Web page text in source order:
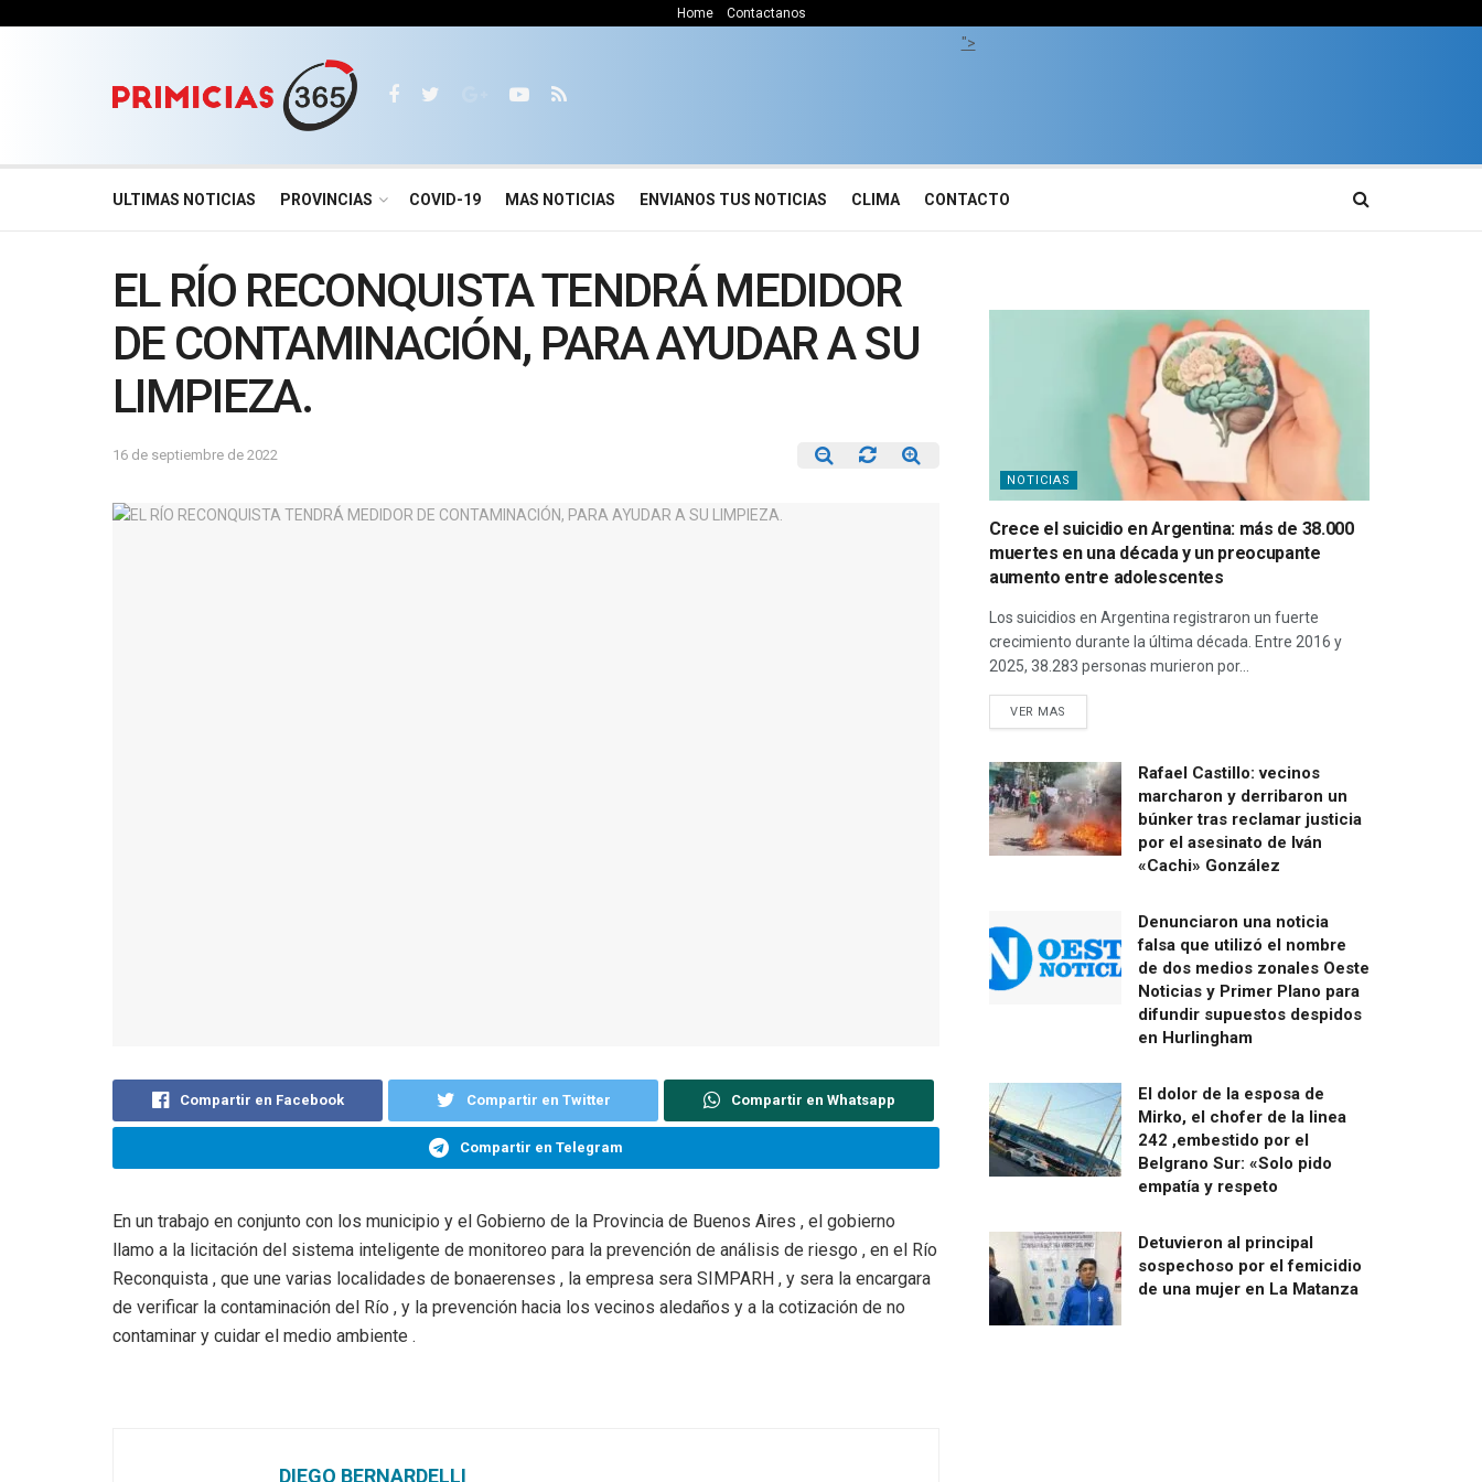
Home Contactanos
">
ULTIMAS NOTICIAS PROVINCIAS COVID-19 MAS NOTICIAS ENVIANOS TUS NOTICIAS CLIMA CONTACTO
EL RÍO RECONQUISTA TENDRÁ MEDIDOR
DE CONTAMINACIÓN, PARA AYUDAR A SU
LIMPIEZA.
16 de septiembre de 2022
Compartir en Facebook Compartir en Twitter Compartir en Whatsapp
Compartir en Telegram
En un trabajo en conjunto con los municipio y el Gobierno de la Provincia de Buenos Aires , el gobierno
llamo a la licitación del sistema inteligente de monitoreo para la prevención de análisis de riesgo , en el Río
Reconquista , que une varias localidades de bonaerenses , la empresa sera SIMPARH , y sera la encargara
de verificar la contaminación del Río , y la prevención hacia los vecinos aledaños y a la cotización de no
contaminar y cuidar el medio ambiente .
DIEGO BERNARDELLI
NOTICIAS
Crece el suicidio en Argentina: más de 38.000
muertes en una década y un preocupante
aumento entre adolescentes
Los suicidios en Argentina registraron un fuerte
crecimiento durante la última década. Entre 2016 y
2025, 38.283 personas murieron por...
VER MAS
Rafael Castillo: vecinos
marcharon y derribaron un
búnker tras reclamar justicia
por el asesinato de Iván
«Cachi» González
Denunciaron una noticia
falsa que utilizó el nombre
de dos medios zonales Oeste
Noticias y Primer Plano para
difundir supuestos despidos
en Hurlingham
El dolor de la esposa de
Mirko, el chofer de la linea
242 ,embestido por el
Belgrano Sur: «Solo pido
empatía y respeto
Detuvieron al principal
sospechoso por el femicidio
de una mujer en La Matanza